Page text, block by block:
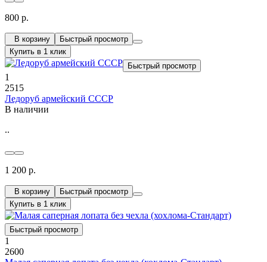
800 р.
В корзину
Быстрый просмотр
Купить в 1 клик
Быстрый просмотр
1
2515
Ледоруб армейский СССР
В наличии
..
1 200 р.
В корзину
Быстрый просмотр
Купить в 1 клик
Быстрый просмотр
1
2600